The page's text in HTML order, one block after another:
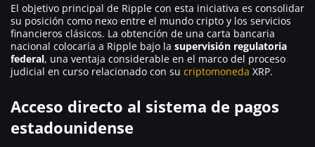
El objetivo principal de Ripple con esta iniciativa es consolidar
su posición como nexo entre el mundo cripto y los servicios
financieros clásicos. La obtención de una carta bancaria
nacional colocaría a Ripple bajo la supervisión regulatoria
federal, una ventaja considerable en el marco del proceso
judicial en curso relacionado con su criptomoneda XRP.
Acceso directo al sistema de pagos
estadounidense